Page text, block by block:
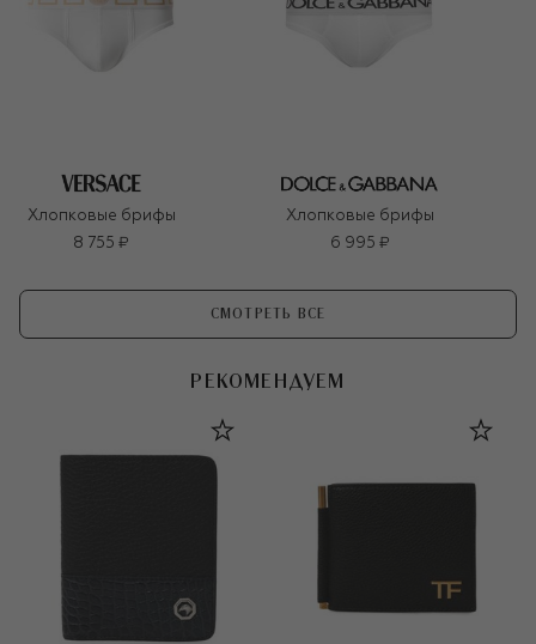
Хлопковые брифы
8 755 ₽
Хлопковые брифы
6 995 ₽
СМОТРЕТЬ ВСЕ
РЕКОМЕНДУЕМ